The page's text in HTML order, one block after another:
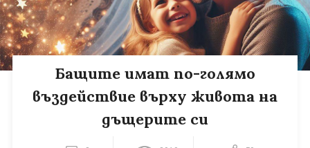
Бащите имат по-голямо
въздействие върху живота на
дъщерите си